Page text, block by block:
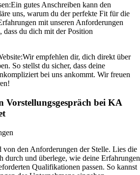
Ein gutes Anschreiben kann den
uns, warum du der perfekte Fit für die
mit unseren Anforderungen
dass du dich mit der Position
Wir empfehlen dir, dich direkt über
So stellst du sicher, dass deine
bei uns ankommt. Wir freuen
Vorstellungsgespräch bei KA
den Anforderungen der Stelle. Lies die
durch und überlege, wie deine Erfahrungen
Qualifikationen passen. So kannst